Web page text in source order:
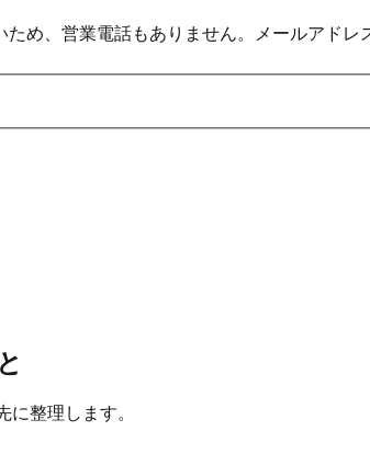
め、営業電話もありません。メールアドレ
整理します。